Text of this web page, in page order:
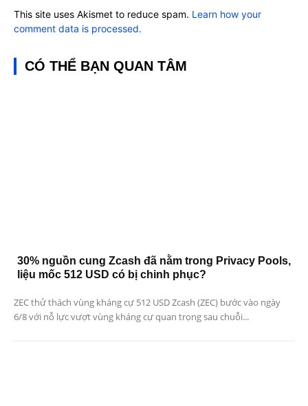
This site uses Akismet to reduce spam. Learn how your
comment data is processed.
CÓ THỂ BẠN QUAN TÂM
30% nguồn cung Zcash đã nằm trong Privacy Pools,
liệu mốc 512 USD có bị chinh phục?
ZEC thử thách vùng kháng cự 512 USD Zcash (ZEC) bước vào ngày
6/8 với nỗ lực vượt vùng kháng cự quan trọng sau chuỗi...